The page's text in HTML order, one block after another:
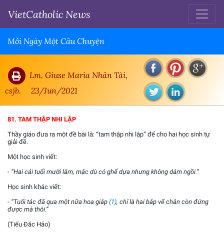
VietCatholic News
Mỗi Ngày Một Câu Chuyện
Lm. Giuse Maria Nhân Tài,
csjb.
23/Jun/2021
81. TAM THẬP NHI LẬP
Thầy giáo đưa ra một đề bài là: “tam thập nhi lập” để cho hai học sinh tự
giải đề.
Một học sinh viết:
- “Hai cái tuổi mười lăm, mặc dù có ghế dựa nhưng không dám ngồi.”
Học sinh khác viết:
- “Tuổi tác đã qua một nữa hoa giáp (1), chỉ là hai bắp vế chân còn đứng
được mà thôi.”
(Tiếu Đắc Hảo)